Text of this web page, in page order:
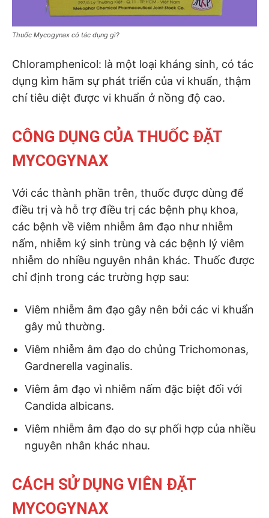
Thuốc Mycogynax có tác dụng gì?
Chloramphenicol: là một loại kháng sinh, có tác
dụng kìm hãm sự phát triển của vi khuẩn, thậm
chí tiêu diệt được vi khuẩn ở nồng độ cao.
CÔNG DỤNG CỦA THUỐC ĐẶT
MYCOGYNAX
Với các thành phần trên, thuốc được dùng để
điều trị và hỗ trợ điều trị các bệnh phụ khoa,
các bệnh về viêm nhiễm âm đạo như nhiễm
nấm, nhiễm ký sinh trùng và các bệnh lý viêm
nhiễm do nhiều nguyên nhân khác. Thuốc được
chỉ định trong các trường hợp sau:
Viêm nhiễm âm đạo gây nên bởi các vi khuẩn
gây mủ thường.
Viêm nhiễm âm đạo do chủng Trichomonas,
Gardnerella vaginalis.
Viêm âm đạo vì nhiễm nấm đặc biệt đối với
Candida albicans.
Viêm nhiễm âm đạo do sự phối hợp của nhiều
nguyên nhân khác nhau.
CÁCH SỬ DỤNG VIÊN ĐẶT
MYCOGYNAX